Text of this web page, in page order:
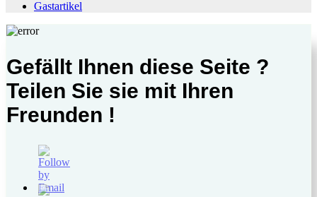
Gastartikel
Gefällt Ihnen diese Seite ?
Teilen Sie sie mit Ihren
Freunden !